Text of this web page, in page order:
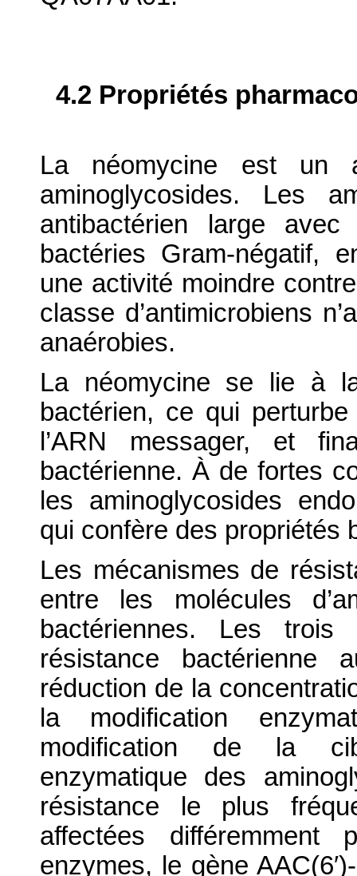
4.2 Propriétés
La néomycine est un
aminoglycosides. Les
antibactérien large
bactéries Gram-négatif,
une activité moindre
classe d’antimicrobiens
anaérobies.
La néomycine se lie à
bactérien, ce qui
l’ARN messager, et
bactérienne. À de fortes
les aminoglycosides
qui confère des propriétés
Les mécanismes de
entre les molécules
bactériennes. Les
résistance bactérienne
réduction de la
la modification
modification de la
enzymatique des
résistance le plus
affectées
enzymes, le gène